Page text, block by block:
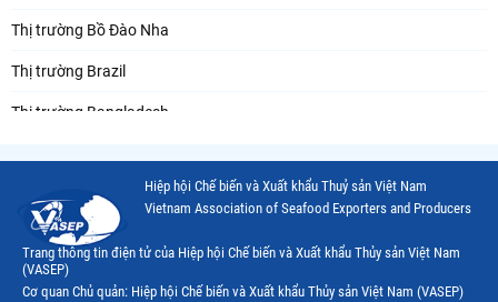
Thị trường Bồ Đào Nha
Thị trường Brazil
Thị trường Bangladesh
Thị trường Canada
Thị trường Ecuador
Thị trường EU
Hiệp hội Chế biến và Xuất khẩu Thuỷ sản Việt Nam
Vietnam Association of Seafood Exporters and Producers
Trang thông tin điện tử của Hiệp hội Chế biến và Xuất khẩu Thủy sản Việt Nam
(VASEP)
Cơ quan Chủ quản: Hiệp hội Chế biến và Xuất khẩu Thủy sản Việt Nam (VASEP)